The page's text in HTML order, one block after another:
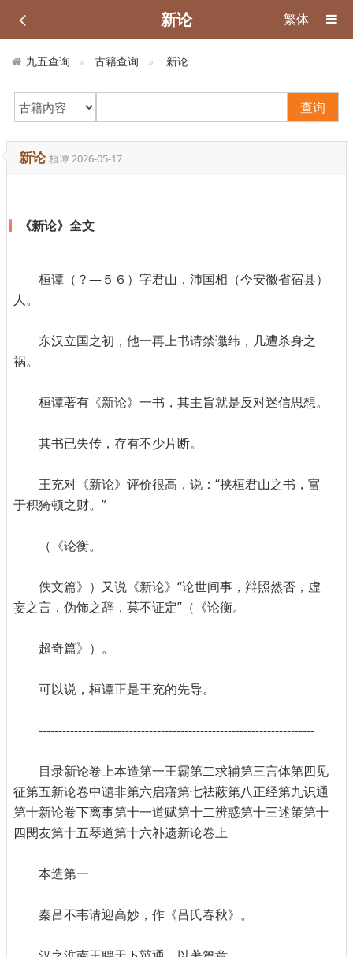
新论 繁体
九五查询 古籍查询 新论
查询
新论桓谭2026-05-17
《新论》全文
桓谭（？—５６）字君山，沛国相（今安徽省宿县）
人。
东汉立国之初，他一再上书请禁谶纬，几遭杀身之
祸。
桓谭著有《新论》一书，其主旨就是反对迷信思想。
其书已失传，存有不少片断。
王充对《新论》评价很高，说：“挟桓君山之书，富
于积猗顿之财。”
（《论衡。
佚文篇》）又说《新论》“论世间事，辩照然否，虚
妄之言，伪饰之辞，莫不证定”（《论衡。
超奇篇》）。
可以说，桓谭正是王充的先导。
----------------------------------------------------------------------
目录新论卷上本造第一王霸第二求辅第三言体第四见
征第五新论卷中谴非第六启寤第七祛蔽第八正经第九识通
第十新论卷下离事第十一道赋第十二辨惑第十三述策第十
四閔友第十五琴道第十六补遗新论卷上
本造第一
秦吕不韦请迎高妙，作《吕氏春秋》。